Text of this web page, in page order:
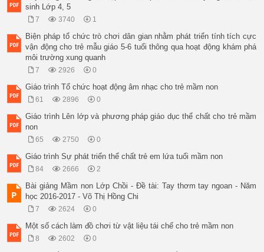
sinh Lớp 4, 5
7 3740 1
Biện pháp tổ chức trò chơi dân gian nhằm phát triển tính tích cực
vận động cho trẻ mẫu giáo 5-6 tuổi thông qua hoạt động khám phá
môi trường xung quanh
7 2926 0
Giáo trình Tổ chức hoạt động âm nhạc cho trẻ mầm non
61 2896 0
Giáo trình Lên lớp và phương pháp giáo dục thể chất cho trẻ mầm
non
65 2750 0
Giáo trình Sự phát triển thể chất trẻ em lứa tuổi mầm non
84 2666 2
Bài giảng Mầm non Lớp Chồi - Đề tài: Tay thơm tay ngoan - Năm
học 2016-2017 - Võ Thị Hồng Chi
7 2624 0
Một số cách làm đồ chơi từ vật liệu tái chế cho trẻ mầm non
8 2602 0